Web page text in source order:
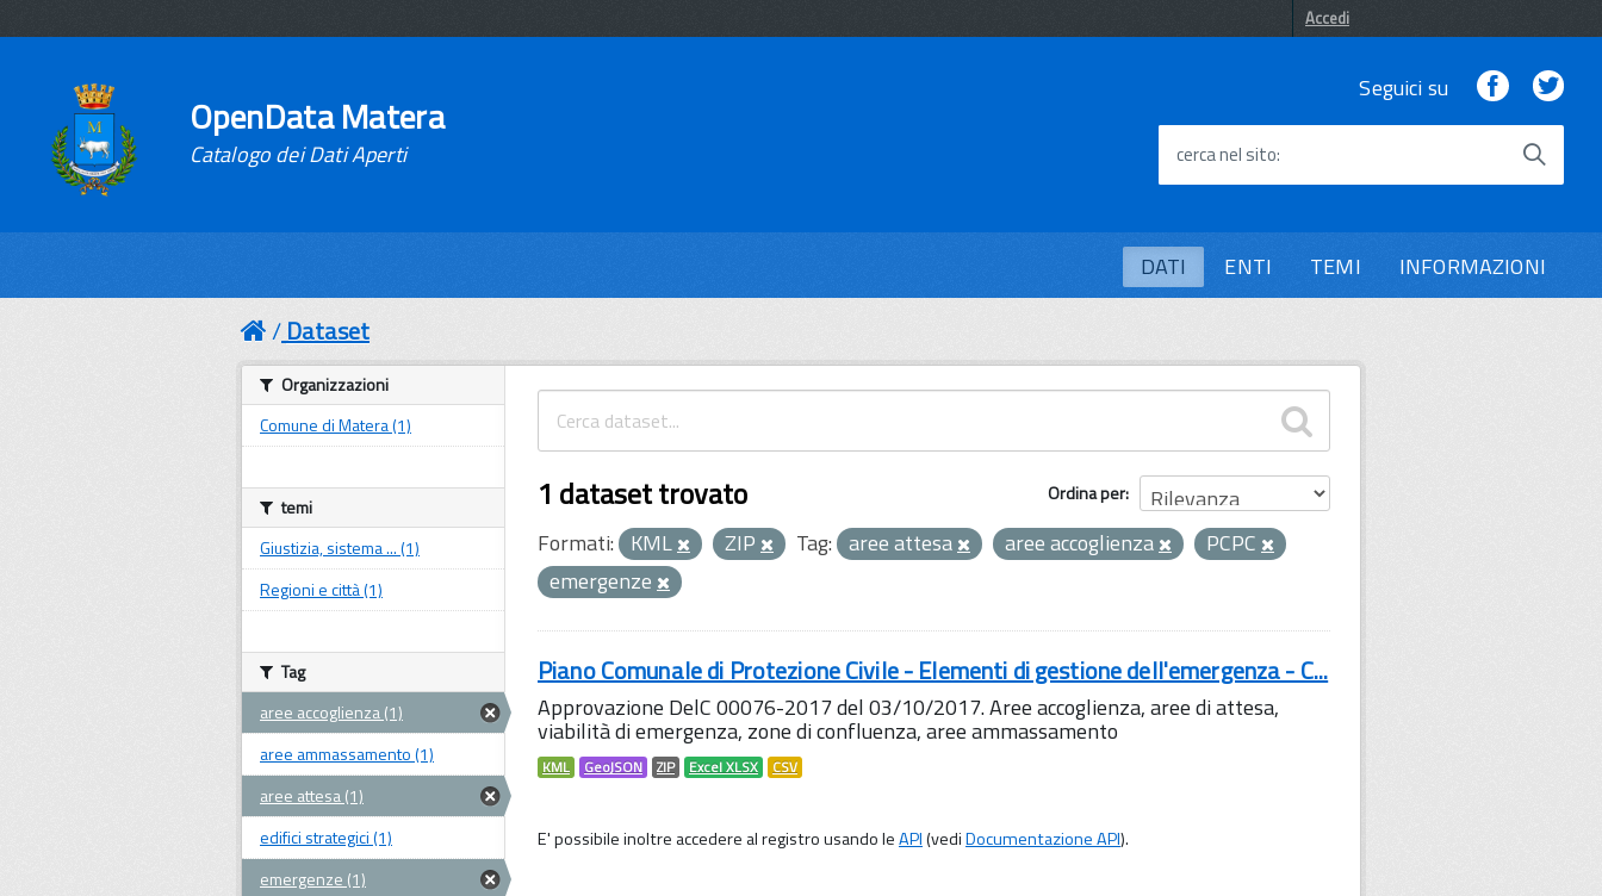
Accedi
OpenData Matera
Catalogo dei Dati Aperti
Seguici su Facebook
cerca nel sito
DATI ENTI TEMI INFORMAZIONI
Dataset
Ordina per
1 dataset trovato
Formati: KML ZIP Tag: aree attesa aree accoglienza
PCPC
emergenze
Piano Comunale di Protezione Civile - Elementi di gestione dell'emergenza - C...
Approvazione DelC 00076-2017 del 03/10/2017. Aree accoglienza, aree di attesa,
viabilità di emergenza, zone di confluenza, aree ammassamento
KML GeoJSON ZIP Excel XLSX CSV
E' possibile inoltre accedere al registro usando leAPI(vediDocumentazione API).
Organizzazioni
Comune di Matera (1)
temi
Giustizia, sistema ... (1)
Regioni e città (1)
Tag
aree accoglienza (1)
aree ammassamento (1)
aree attesa (1)
edifici strategici (1)
emergenze (1)